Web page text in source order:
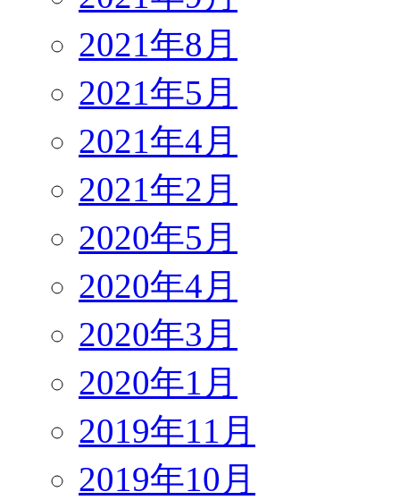
2021年8月
2021年5月
2021年4月
2021年2月
2020年5月
2020年4月
2020年3月
2020年1月
2019年11月
2019年10月